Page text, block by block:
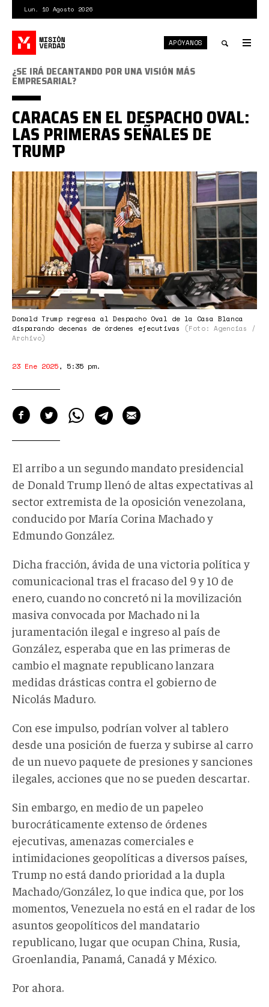
contenido
principal
Lun. 10 Agosto 2026
APÓYANOS
trump.jpg
Donald Trump regresa al Despacho Oval de la Casa Blanca
disparando decenas de órdenes ejecutivas
(Foto: Agencias /
Archivo)
¿SE IRÁ DECANTANDO POR UNA VISIÓN MÁS
EMPRESARIAL?
CARACAS EN EL DESPACHO OVAL:
LAS PRIMERAS SEÑALES DE
TRUMP
23 Ene 2025, 5:35 pm.
El arribo a un segundo mandato presidencial
de Donald Trump llenó de altas expectativas al
sector extremista de la oposición venezolana,
conducido por María Corina Machado y
Edmundo González.
Dicha fracción, ávida de una victoria política y
comunicacional tras el fracaso del 9 y 10 de
enero, cuando no concretó ni la movilización
masiva convocada por Machado ni la
juramentación ilegal e ingreso al país de
González, esperaba que en las primeras de
cambio el magnate republicano lanzara
medidas drásticas contra el gobierno de
Nicolás Maduro.
Con ese impulso, podrían volver al tablero
desde una posición de fuerza y subirse al carro
de un nuevo paquete de presiones y sanciones
ilegales, acciones que no se pueden descartar.
Sin embargo, en medio de un papeleo
burocráticamente extenso de órdenes
ejecutivas, amenazas comerciales e
intimidaciones geopolíticas a diversos países,
Trump no está dando prioridad a la dupla
Machado/González, lo que indica que, por los
momentos, Venezuela no está en el radar de los
asuntos geopolíticos del mandatario
republicano, lugar que ocupan China, Rusia,
Groenlandia, Panamá, Canadá y México.
Por ahora.